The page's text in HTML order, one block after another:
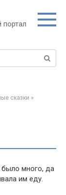
сказки »
было много, да
им еду.